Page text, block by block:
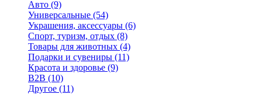
Авто (9)
Универсальные (54)
Украшения, аксессуары (6)
Спорт, туризм, отдых (8)
Товары для животных (4)
Подарки и сувениры (11)
Красота и здоровье (9)
B2B (10)
Другое (11)